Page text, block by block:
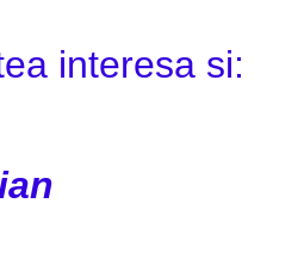
interesa si: